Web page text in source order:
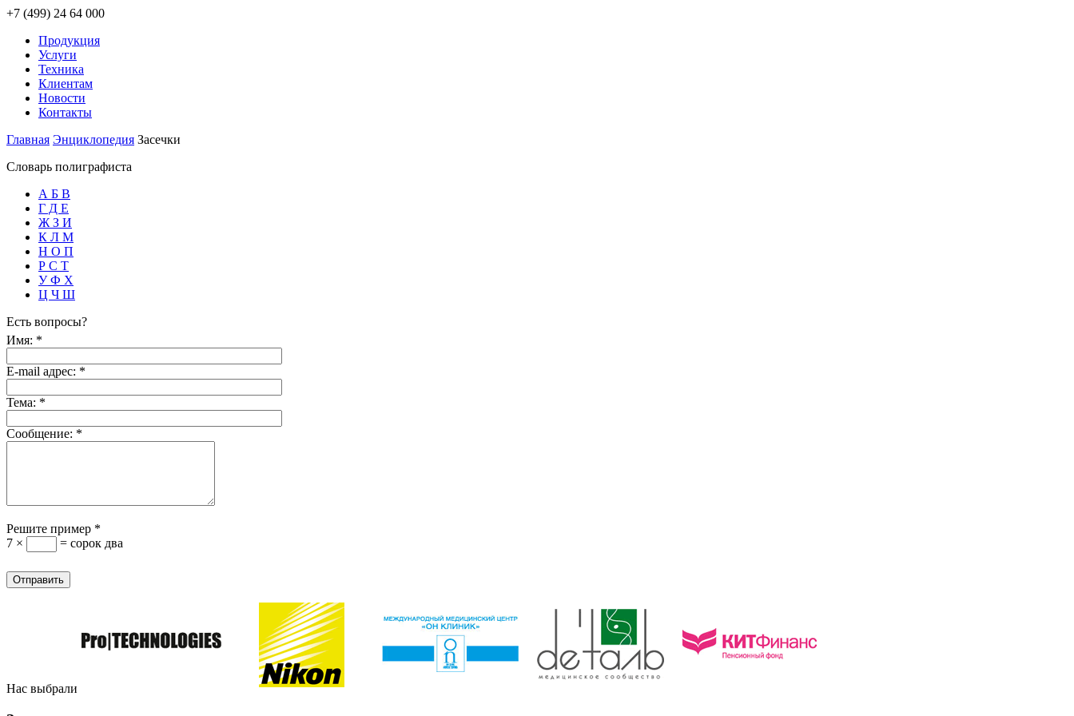
+7 (499) 24 64 000
Продукция
Услуги
Техника
Клиентам
Новости
Контакты
Главная Энциклопедия Засечки
Словарь полиграфиста
А Б В
Г Д Е
Ж З И
К Л М
Н О П
Р С Т
У Ф Х
Ц Ч Ш
Есть вопросы?
Имя: *
E-mail адрес: *
Тема: *
Сообщение: *
Решите пример *
7 ×
= сорок два
Нас выбрали